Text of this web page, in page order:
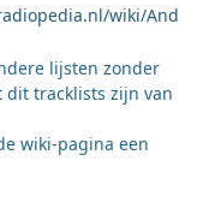
wiki/And
lijsten zonder
tracklists zijn van
wiki-pagina een